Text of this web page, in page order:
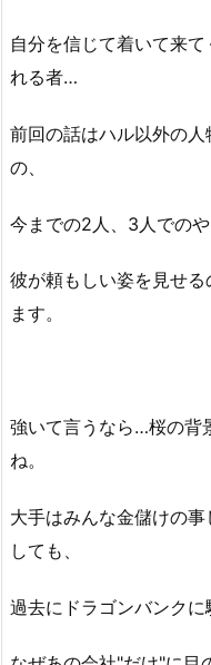
自分を信じて着いて来
れる者…
前回の話はハル以外の
の、
今までの2人、3人での
彼が頼もしい姿を見せ
ます。
強いて言うなら…桜の背
ね。
大手はみんな金儲けの
しても、
過去にドラゴンバンク